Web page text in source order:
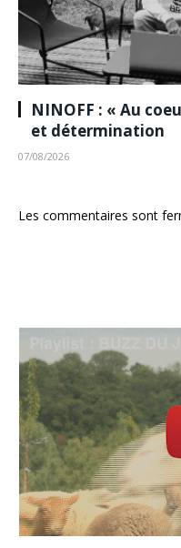
NINOFF : « Au
et détermination
07/08/2026
Les commentaires sont